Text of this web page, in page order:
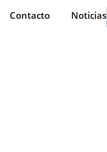
Contacto Noticias